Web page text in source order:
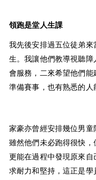
領跑是堂人生課
我先後安排過五位徒弟
生。我讓他們教導視聽
會服務，二來希望他們
準備賽事，也有熟悉的人
家豪亦曾經安排幾位男童
雖然他們未必跑得很快，
更能在過程中發現原來
求耐力和堅持，這正是